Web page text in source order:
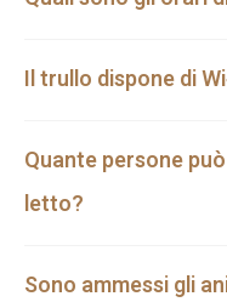
Il trullo dispone di
Quante persone
letto?
Sono ammessi gli